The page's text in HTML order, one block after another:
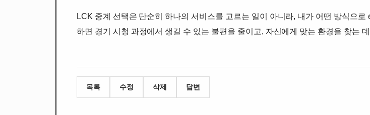
LCK 중계 선택은 단순히 하나의 서비스를 고르는 일이 아니라, 내가 어떤 방식으
하면 경기 시청 과정에서 생길 수 있는 불편을 줄이고, 자신에게 맞는 환경을 찾는
목록 수정 삭제 답변